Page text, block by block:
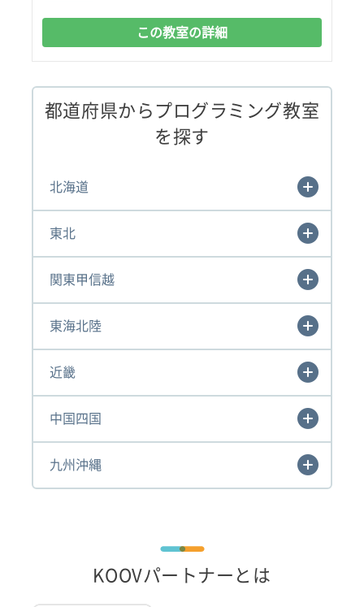
この教室の詳細
都道府県からプログラミング教室
を探す
北海道
東北
関東甲信越
東海北陸
近畿
中国四国
九州沖縄
KOOVパートナーとは